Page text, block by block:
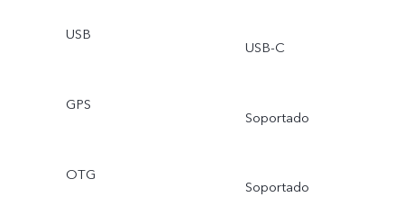
USB
USB-C
GPS
Soportado
OTG
Soportado